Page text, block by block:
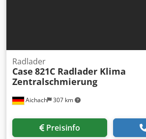
Aichach 307 km
Radlader
Case 821C Radlader Klima
Zentralschmierung
Preisinfo